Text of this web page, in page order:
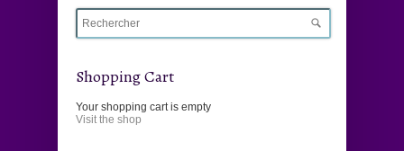
Shopping Cart
Your shopping cart is empty
Visit the shop